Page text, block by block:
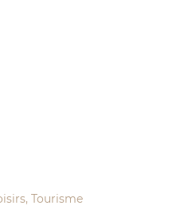
Tourisme